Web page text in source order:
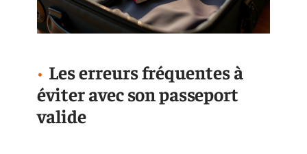
Les erreurs fréquentes à
éviter avec son passeport
valide